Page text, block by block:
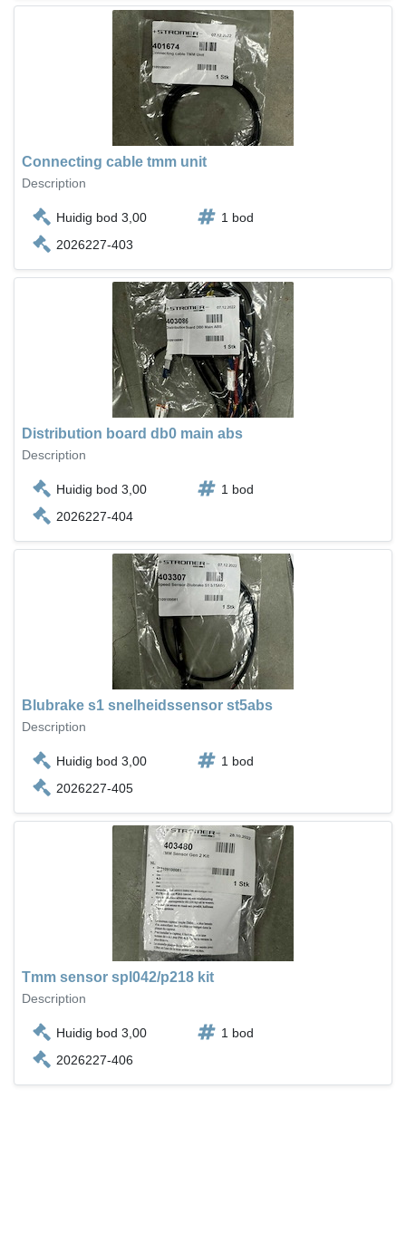
Connecting cable tmm unit
Description
Huidig bod 3,00
1 bod
2026227-403
Distribution board db0 main abs
Description
Huidig bod 3,00
1 bod
2026227-404
Blubrake s1 snelheidssensor st5abs
Description
Huidig bod 3,00
1 bod
2026227-405
Tmm sensor spl042/p218 kit
Description
Huidig bod 3,00
1 bod
2026227-406